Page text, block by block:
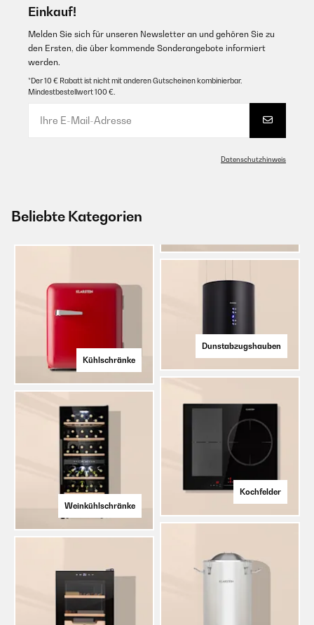
Einkauf!
Melden Sie sich für unseren Newsletter an und gehören Sie zu
den Ersten, die über kommende Sonderangebote informiert
werden.
*Der 10 € Rabatt ist nicht mit anderen Gutscheinen kombinierbar.
Mindestbestellwert 100 €.
Datenschutzhinweis
Beliebte Kategorien
Kühlschränke
Weinkühlschränke
Dunstabzugshauben
Kochfelder